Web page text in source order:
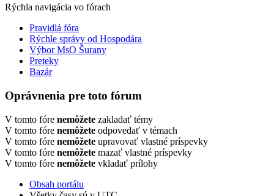
Rýchla navigácia vo fórach
Pravidlá fóra
Rýchle správy od Hospodára
Výbor MsO Šurany
Preteky
Bazár
Oprávnenia pre toto fórum
V tomto fóre nemôžete zakladať témy
V tomto fóre nemôžete odpovedať v témach
V tomto fóre nemôžete upravovať vlastné príspevky
V tomto fóre nemôžete mazať vlastné príspevky
V tomto fóre nemôžete vkladať prílohy
Obsah portálu